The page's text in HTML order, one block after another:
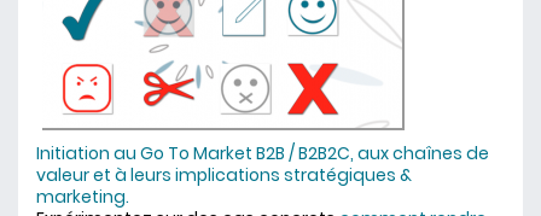
Initiation au Go To Market B2B / B2B2C, aux chaînes de
valeur et à leurs implications stratégiques &
marketing.